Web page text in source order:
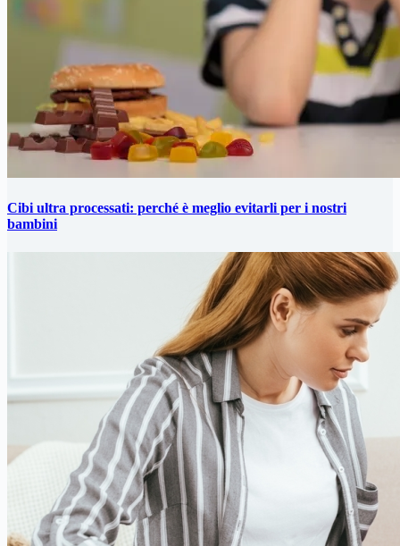
Cibi ultra processati: perché è meglio evitarli per i nostri
bambini